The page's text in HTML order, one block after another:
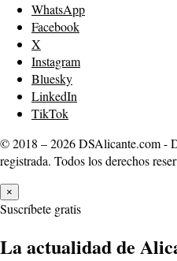
WhatsApp
Facebook
X
Instagram
Bluesky
LinkedIn
TikTok
© 2018 – 2026 DSAlicante.com -
registrada. Todos los derechos
×
Suscríbete gratis
La actualidad de